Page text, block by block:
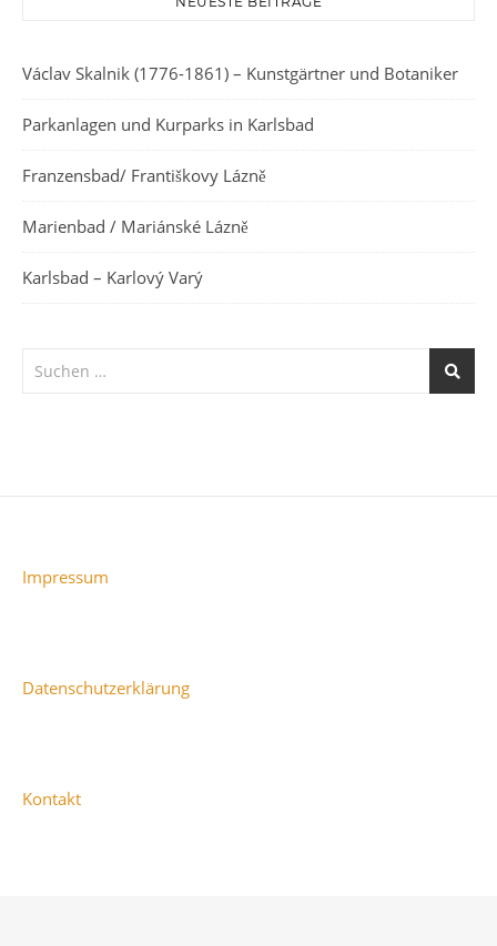
Václav Skalnik (1776-1861) – Kunstgärtner und Botaniker
Parkanlagen und Kurparks in Karlsbad
Franzensbad/ Františkovy Lázně
Marienbad / Mariánské Lázně
Karlsbad – Karlový Varý
Impressum
Datenschutzerklärung
Kontakt